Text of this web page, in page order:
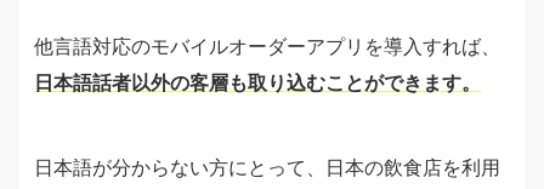
他言語対応のモバイルオーダーアプリを導入すれば、
日本語話者以外の客層も取り込むことができます。
日本語が分からない方にとって、日本の飲食店を利用